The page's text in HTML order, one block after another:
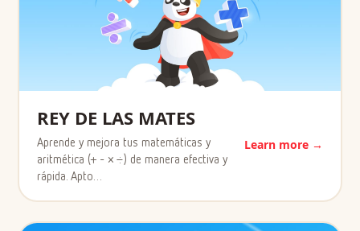
REY DE LAS MATES
Aprende y mejora tus matemáticas y
aritmética (+ - × ÷) de manera efectiva y
rápida. Apto…
Learn more →